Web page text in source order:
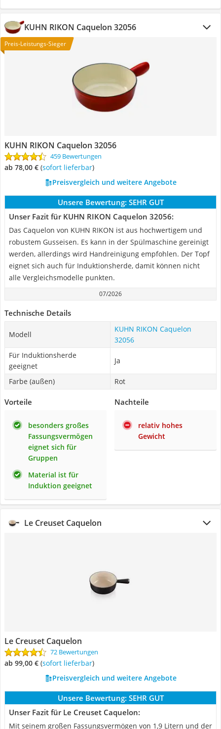
KUHN RIKON Caquelon 32056
Preis-Leistungs-Sieger
KUHN RIKON Caquelon 32056
459 Bewertungen
ab 78,00 € ( Sofort lieferbar)
Preisvergleich und weitere Angebote
Unsere Bewertung: SEHR GUT
Unser Fazit für KUHN RIKON Caquelon 32056:
Das Caquelon von KUHN RIKON ist aus hochwertigem und
robustem Gusseisen. Es kann in der Spülmaschine gereinigt
werden, allerdings wird Handreinigung empfohlen. Der Topf
eignet sich auch für Induktionsherde, damit können nicht
alle Vergleichsmodelle punkten.
07/2026
Technische Details
Modell
KUHN RIKON Caquelon
32056
Für Induktionsherde
geeignet
Ja
Farbe (außen) Rot
Vorteile
besonders großes
Fassungsvermögen
eignet sich für
Gruppen
Material ist für
Induktion geeignet
Nachteile
relativ hohes
Gewicht
Le Creuset Caquelon
Le Creuset Caquelon
72 Bewertungen
ab 99,00 € ( Sofort lieferbar)
Preisvergleich und weitere Angebote
Unsere Bewertung: SEHR GUT
Unser Fazit für Le Creuset Caquelon:
Mit seinem großen Fassungsvermögen von 1,9 Litern und der